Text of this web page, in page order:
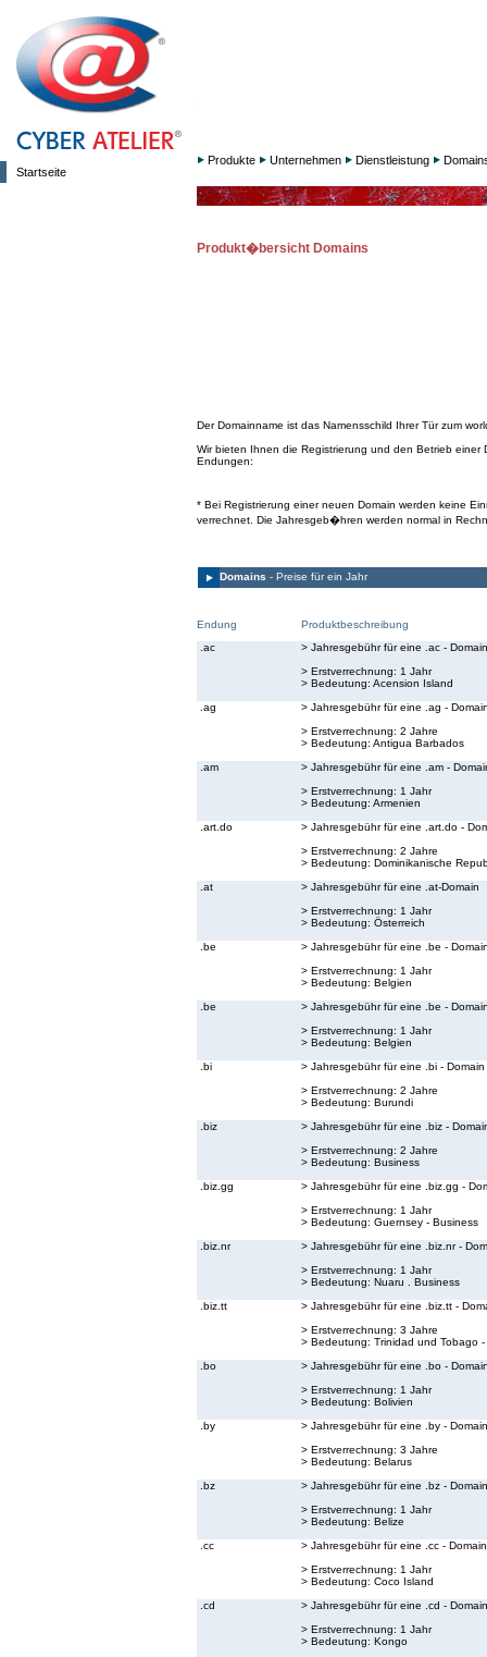
Startseite
Produkte Unternehmen Dienstleistung
Produkt�bersicht Domains
Der Domainname ist das Namensschild Ihrer Tür zum
Wir bieten Ihnen die Registrierung und den Betrieb einer
Endungen:
* Bei Registrierung einer neuen Domain werden keine
verrechnet. Die Jahresgeb�hren werden normal in
Domains - Preise für ein Jahr
Endung
Produktbeschreibung
.ac
> Jahresgebühr für eine .ac - Domain
> Erstverrechnung: 1 Jahr
> Bedeutung: Acension Island
.ag
> Jahresgebühr für eine .ag -
> Erstverrechnung: 2 Jahre
> Bedeutung: Antigua Barbados
.am
> Jahresgebühr für eine .am -
> Erstverrechnung: 1 Jahr
> Bedeutung: Armenien
.art.do
> Jahresgebühr für eine .art.do -
> Erstverrechnung: 2 Jahre
> Bedeutung: Dominikanische
.at
> Jahresgebühr für eine .at-Domain
> Erstverrechnung: 1 Jahr
> Bedeutung: Österreich
.be
> Jahresgebühr für eine .be -
> Erstverrechnung: 1 Jahr
> Bedeutung: Belgien
.be
> Jahresgebühr für eine .be -
> Erstverrechnung: 1 Jahr
> Bedeutung: Belgien
.bi
> Jahresgebühr für eine .bi - Domain
> Erstverrechnung: 2 Jahre
> Bedeutung: Burundi
.biz
> Jahresgebühr für eine .biz -
> Erstverrechnung: 2 Jahre
> Bedeutung: Business
.biz.gg
> Jahresgebühr für eine .biz.gg -
> Erstverrechnung: 1 Jahr
> Bedeutung: Guernsey - Business
.biz.nr
> Jahresgebühr für eine .biz.nr -
> Erstverrechnung: 1 Jahr
> Bedeutung: Nuaru . Business
.biz.tt
> Jahresgebühr für eine .biz.tt -
> Erstverrechnung: 3 Jahre
> Bedeutung: Trinidad und Tobago -
.bo
> Jahresgebühr für eine .bo -
> Erstverrechnung: 1 Jahr
> Bedeutung: Bolivien
.by
> Jahresgebühr für eine .by - Domain
> Erstverrechnung: 3 Jahre
> Bedeutung: Belarus
.bz
> Jahresgebühr für eine .bz - Domain
> Erstverrechnung: 1 Jahr
> Bedeutung: Belize
.cc
> Jahresgebühr für eine .cc - Domain
> Erstverrechnung: 1 Jahr
> Bedeutung: Coco Island
.cd
> Jahresgebühr für eine .cd - Domain
> Erstverrechnung: 1 Jahr
> Bedeutung: Kongo